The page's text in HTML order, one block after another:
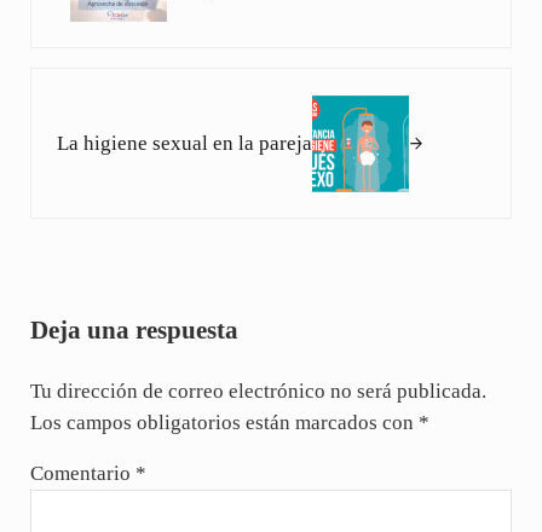
La higiene sexual en la pareja
Deja una respuesta
Tu dirección de correo electrónico no será publicada.
Los campos obligatorios están marcados con *
Comentario *